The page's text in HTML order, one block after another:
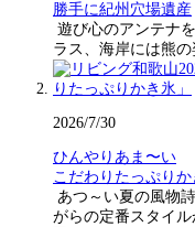
勝手に紀州穴場遺産
遊び心のアンテナ
ラス、海岸には熊
2026/7/30
ひんやりあま〜い
こだわりたっぷりか
あつ～い夏の風物
がらの定番スタイ